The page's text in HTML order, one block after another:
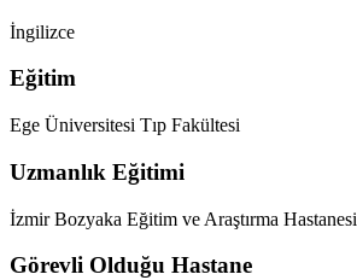
İngilizce
Eğitim
Ege Üniversitesi Tıp Fakültesi
Uzmanlık Eğitimi
İzmir Bozyaka Eğitim ve Araştırma Hastanesi
Görevli Olduğu Hastane